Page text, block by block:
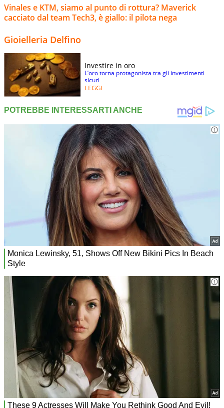
Vinales e KTM, siamo al punto di rottura? Maverick
cacciato dal team Tech3, è giallo: il pilota nega
Gioielleria Delfino
Investire in oro
L’oro torna protagonista tra gli investimenti
sicuri
LEGGI